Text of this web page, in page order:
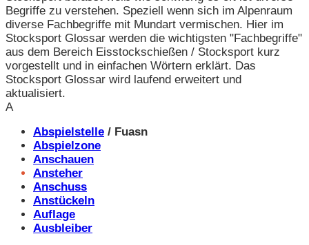
Begriffe zu verstehen. Speziell wenn sich im Alpenraum
diverse Fachbegriffe mit Mundart vermischen. Hier im
Stocksport Glossar werden die wichtigsten "Fachbegriffe"
aus dem Bereich Eisstockschießen / Stocksport kurz
vorgestellt und in einfachen Wörtern erklärt. Das
Stocksport Glossar wird laufend erweitert und
aktualisiert.
A
Abspielstelle / Fuasn
Abspielzone
Anschauen
Ansteher
Anschuss
Anstückeln
Auflage
Ausbleiber